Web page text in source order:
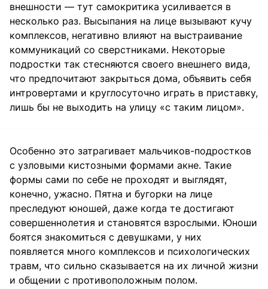
внешности — тут самокритика усиливается в
несколько раз. Высыпания на лице вызывают кучу
комплексов, негативно влияют на выстраивание
коммуникаций со сверстниками. Некоторые
подростки так стесняются своего внешнего вида,
что предпочитают закрыться дома, объявить себя
интровертами и круглосуточно играть в приставку,
лишь бы не выходить на улицу «с таким лицом».
Особенно это затрагивает мальчиков-подростков
с узловыми кистозными формами акне. Такие
формы сами по себе не проходят и выглядят,
конечно, ужасно. Пятна и бугорки на лице
преследуют юношей, даже когда те достигают
совершеннолетия и становятся взрослыми. Юноши
боятся знакомиться с девушками, у них
появляется много комплексов и психологических
травм, что сильно сказывается на их личной жизни
и общении с противоположным полом.